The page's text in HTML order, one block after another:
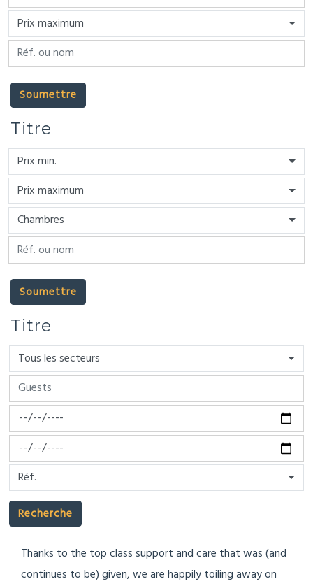
Prix maximum
Soumettre
Titre
Prix min.
Prix maximum
Chambres
Soumettre
Titre
Tous les secteurs
Réf.
Recherche
Thanks to the top class support and care that was (and
continues to be) given, we are happily toiling away on